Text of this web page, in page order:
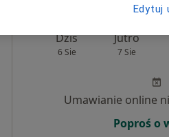
Dziś
6 Sie
Jutro
7 Sie
Umawianie online
Poproś o
Edytuj